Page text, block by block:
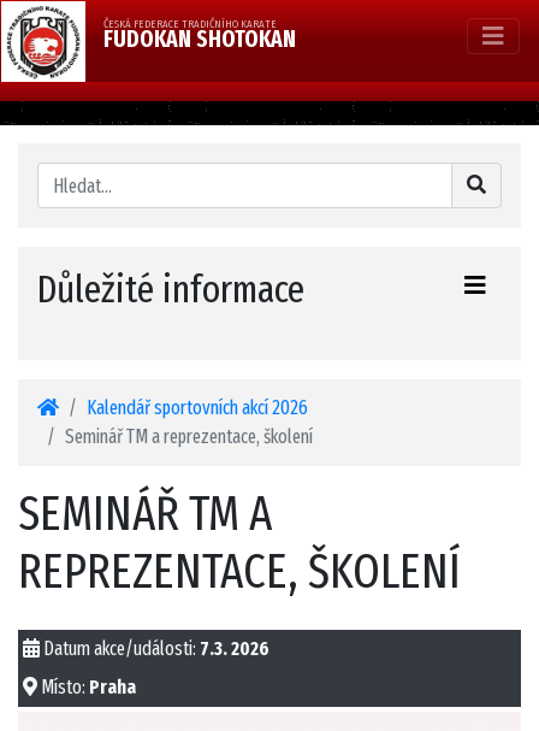
ČESKÁ FEDERACE TRADIČNÍHO KARATE
FUDOKAN SHOTOKAN
Důležité informace
Kalendář sportovních akcí 2026
Seminář TM a reprezentace, školení
SEMINÁŘ TM A
REPREZENTACE, ŠKOLENÍ
Datum akce/události: 7.3. 2026
Místo: Praha